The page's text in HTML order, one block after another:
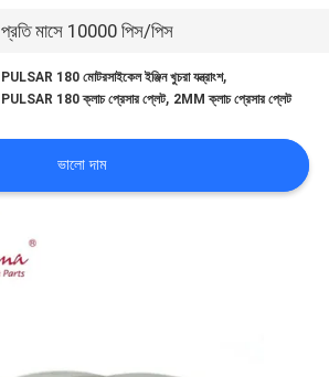
প্রতি মাসে 10000 পিস/পিস
PULSAR 180 মোটরসাইকেল ইঞ্জিন খুচরা যন্ত্রাংশ,
PULSAR 180 ক্লাচ প্রেসার প্লেট, 2MM ক্লাচ প্রেসার প্লেট
ভালো দাম